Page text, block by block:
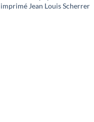
imprimé Jean Louis Scherrer